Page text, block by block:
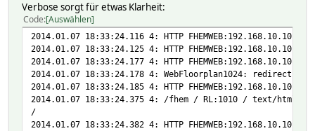
Verbose sorgt für etwas Klarheit:
Code Auswählen
2014.01.07 18:33:24.116 4: HTTP
2014.01.07 18:33:24.125 4: HTTP
2014.01.07 18:33:24.177 4: HTTP
2014.01.07 18:33:24.178 4: WebFloorplan1024:
2014.01.07 18:33:24.185 4: HTTP
2014.01.07 18:33:24.375 4: /fhem / RL:1010 / text/html;
/
2014.01.07 18:33:24.382 4: HTTP